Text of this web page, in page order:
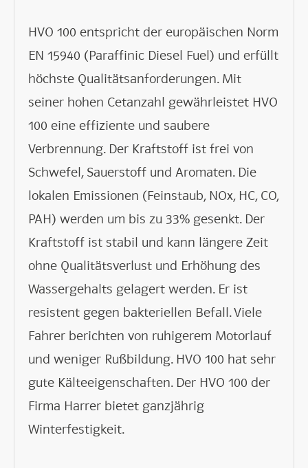
HVO 100 entspricht der europäischen Norm
EN 15940 (Paraffinic Diesel Fuel) und erfüllt
höchste Qualitätsanforderungen. Mit
seiner hohen Cetanzahl gewährleistet HVO
100 eine effiziente und saubere
Verbrennung. Der Kraftstoff ist frei von
Schwefel, Sauerstoff und Aromaten. Die
lokalen Emissionen (Feinstaub, NOx, HC, CO,
PAH) werden um bis zu 33% gesenkt. Der
Kraftstoff ist stabil und kann längere Zeit
ohne Qualitätsverlust und Erhöhung des
Wassergehalts gelagert werden. Er ist
resistent gegen bakteriellen Befall. Viele
Fahrer berichten von ruhigerem Motorlauf
und weniger Rußbildung. HVO 100 hat sehr
gute Kälteeigenschaften. Der HVO 100 der
Firma Harrer bietet ganzjährig
Winterfestigkeit.